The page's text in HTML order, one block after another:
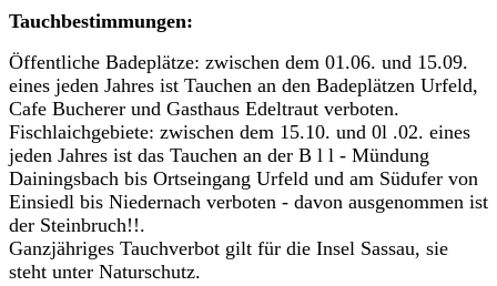
Tauchbestimmungen:
Öffentliche Badeplätze: zwischen dem 01.06. und 15.09.
eines jeden Jahres ist Tauchen an den Badeplätzen Urfeld,
Cafe Bucherer und Gasthaus Edeltraut verboten.
Fischlaichgebiete: zwischen dem 15.10. und 0l .02. eines
jeden Jahres ist das Tauchen an der B l l - Mündung
Dainingsbach bis Ortseingang Urfeld und am Südufer von
Einsiedl bis Niedernach verboten - davon ausgenommen ist
der Steinbruch!!.
Ganzjähriges Tauchverbot gilt für die Insel Sassau, sie
steht unter Naturschutz.